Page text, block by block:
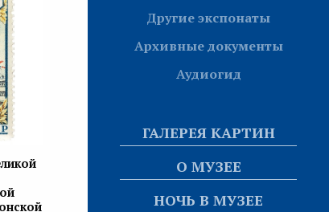
Другие экспонаты
Архивные документы
Аудиогид
ГАЛЕРЕЯ КАРТИН
О МУЗЕЕ
НОЧЬ В МУЗЕЕ